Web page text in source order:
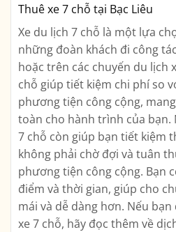
Thuê xe 7 chỗ tại Bạc Liêu
Xe du lịch 7 chỗ là một lựa
những đoàn khách đi công
hoặc trên các chuyến du lịch
chỗ giúp tiết kiệm chi phí so
phương tiện công cộng,
toàn cho hành trình của bạn.
7 chỗ còn giúp bạn tiết kiệm
không phải chờ đợi và tuân
phương tiện công cộng. Bạn
điểm và thời gian, giúp cho
mái và dễ dàng hơn. Nếu
xe 7 chỗ, hãy đọc thêm về